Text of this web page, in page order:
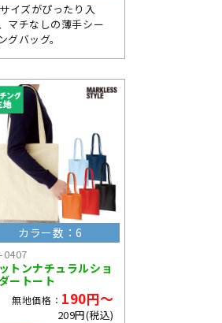
イズがぴったり入
マチなしの薄手シー
グバッグ。
カラー数：6
0407
トンナチュラルショ
ートート
無地価格： 190円～
209円(税込)